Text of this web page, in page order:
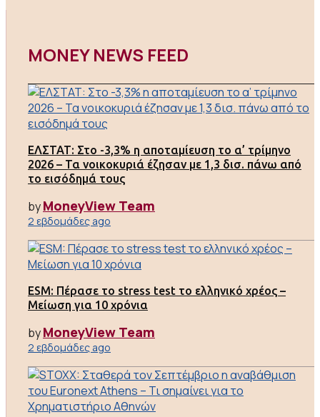
MONEY NEWS FEED
ΕΛΣΤΑΤ: Στο -3,3% η αποταμίευση το α’ τρίμηνο
2026 – Τα νοικοκυριά έζησαν με 1,3 δισ. πάνω από
το εισόδημά τους
byMoneyView Team
2 εβδομάδες ago
ESM: Πέρασε το stress test το ελληνικό χρέος –
Μείωση για 10 χρόνια
byMoneyView Team
2 εβδομάδες ago